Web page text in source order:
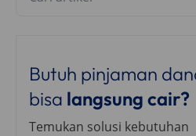
Butuh pinjaman
bisa langsung cair?
Temukan solusi kebutuhan